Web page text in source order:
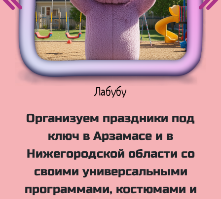
Куклы Лол
Организуем праздники под
ключ в Арзамасе и в
Нижегородской области со
своими универсальными
программами, костюмами и